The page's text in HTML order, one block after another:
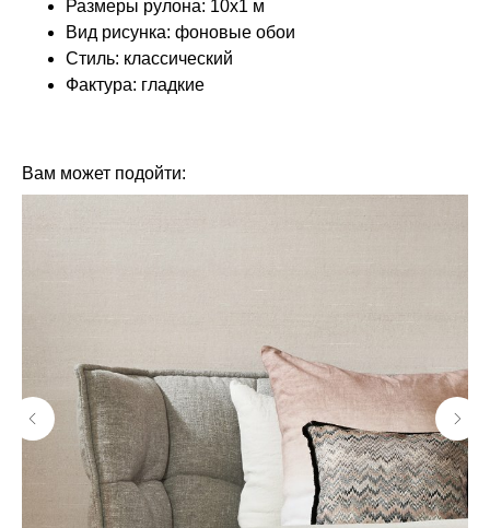
Размеры рулона: 10x1 м
Вид рисунка: фоновые обои
Стиль: классический
Фактура: гладкие
Вам может подойти: